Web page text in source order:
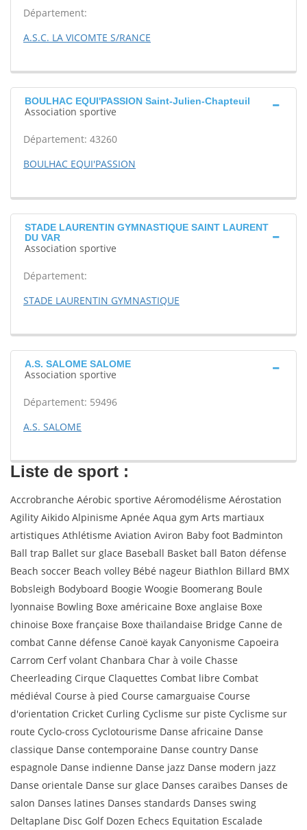
Département:
A.S.C. LA VICOMTE S/RANCE
BOULHAC EQUI'PASSION Saint-Julien-Chapteuil
Association sportive
Département: 43260
BOULHAC EQUI'PASSION
STADE LAURENTIN GYMNASTIQUE SAINT LAURENT
DU VAR
Association sportive
Département:
STADE LAURENTIN GYMNASTIQUE
A.S. SALOME SALOME
Association sportive
Département: 59496
A.S. SALOME
Liste de sport :
Accrobranche Aérobic sportive Aéromodélisme Aérostation
Agility Aikido Alpinisme Apnée Aqua gym Arts martiaux
artistiques Athlétisme Aviation Aviron Baby foot Badminton
Ball trap Ballet sur glace Baseball Basket ball Baton défense
Beach soccer Beach volley Bébé nageur Biathlon Billard BMX
Bobsleigh Bodyboard Boogie Woogie Boomerang Boule
lyonnaise Bowling Boxe américaine Boxe anglaise Boxe
chinoise Boxe française Boxe thaïlandaise Bridge Canne de
combat Canne défense Canoë kayak Canyonisme Capoeira
Carrom Cerf volant Chanbara Char à voile Chasse
Cheerleading Cirque Claquettes Combat libre Combat
médiéval Course à pied Course camarguaise Course
d'orientation Cricket Curling Cyclisme sur piste Cyclisme sur
route Cyclo-cross Cyclotourisme Danse africaine Danse
classique Danse contemporaine Danse country Danse
espagnole Danse indienne Danse jazz Danse modern jazz
Danse orientale Danse sur glace Danses caraïbes Danses de
salon Danses latines Danses standards Danses swing
Deltaplane Disc Golf Dozen Echecs Equitation Escalade